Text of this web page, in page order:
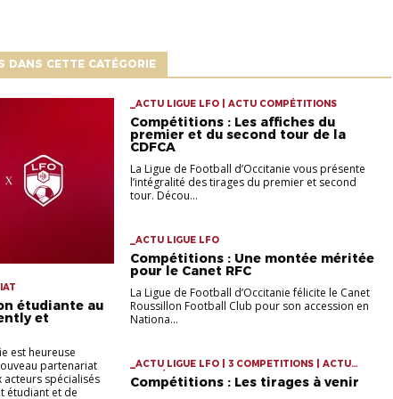
DANS CETTE CATÉGORIE
étudiante au
et
est heureuse
partenariat
acteurs spécialisés
étudiant et de
_ACTU LIGUE LFO | ACTU COMPÉTITIONS
Compétitions : Les affiches du
premier et du second tour de la
CDFCA
La Ligue de Football d’Occitanie vous présente
l’intégralité des tirages du premier et second
tour. Décou...
_ACTU LIGUE LFO
Compétitions : Une montée méritée
pour le Canet RFC
La Ligue de Football d’Occitanie félicite le Canet
Roussillon Football Club pour son accession en
Nationa...
_ACTU LIGUE LFO | 3 COMPETITIONS | ACTU
COMPÉTITIONS
Compétitions : Les tirages à venir